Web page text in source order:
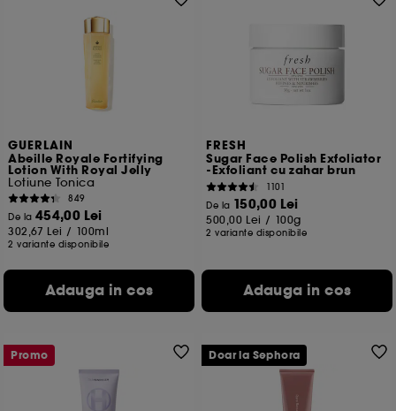
GUERLAIN
Abeille Royale Fortifying
Lotion With Royal Jelly
Lotiune Tonica
849
De la 454,00 Lei
302,67 Lei / 100ml
2 variante disponibile
Adauga in cos
FRESH
Sugar Face Polish Exfoliator
-Exfoliant cu zahar brun
1101
De la 150,00 Lei
500,00 Lei / 100g
2 variante disponibile
Adauga in cos
Promo Doar la Sephora